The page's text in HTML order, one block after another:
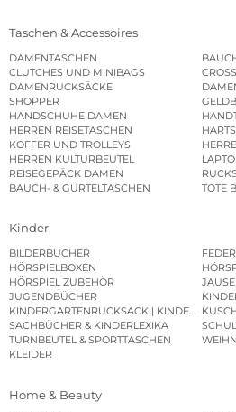
Taschen & Accessoires
DAMENTASCHEN
CLUTCHES UND MINIBAGS
DAMENRUCKSÄCKE
SHOPPER
HANDSCHUHE DAMEN
HERREN REISETASCHEN
KOFFER UND TROLLEYS
HERREN KULTURBEUTEL
REISEGEPÄCK DAMEN
BAUCH- & GÜRTELTASCHEN
TOTE
Kinder
BILDERBÜCHER
HÖRSPIELBOXEN
HÖRSPIEL ZUBEHÖR
JUGENDBÜCHER
KINDERGARTENRUCKSACK |
SACHBÜCHER & KINDERLEXIKA
TURNBEUTEL & SPORTTASCHEN
KLEIDER
Home & Beauty